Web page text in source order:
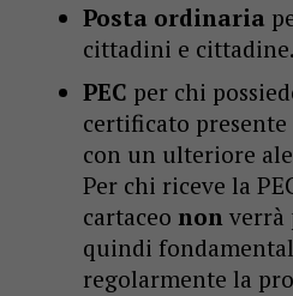
Posta ordinaria
cittadini e cittadine.
PEC per chi
certificato
con un ulteriore
Per chi riceve la
cartaceo non verrà
quindi
regolarmente la